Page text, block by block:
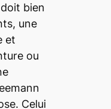
bien
une
et
ou
Celui